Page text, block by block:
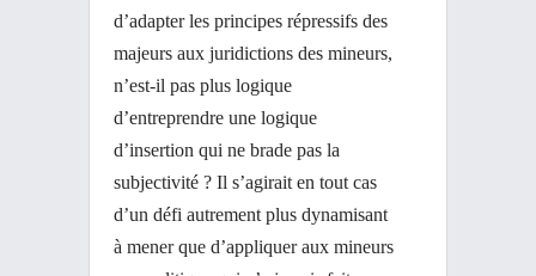
d’adapter les principes répressifs des
majeurs aux juridictions des mineurs,
n’est-il pas plus logique
d’entreprendre une logique
d’insertion qui ne brade pas la
subjectivité ? Il s’agirait en tout cas
d’un défi autrement plus dynamisant
à mener que d’appliquer aux mineurs